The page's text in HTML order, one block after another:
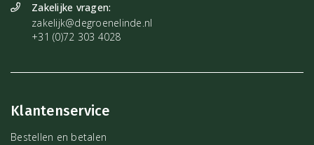
Zakelijke vragen:
zakelijk@degroenelinde.nl
+31 (0)72 303 4028
Klantenservice
Bestellen en betalen